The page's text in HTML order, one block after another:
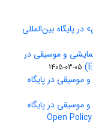
پایگاه بین‌المللی
و موسیقی در
1405-03-05
موسیقی در پایگاه
موسیقی در پایگاه